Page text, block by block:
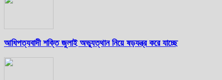
আধিপত্যবাদী শক্তি জুলাই অভ্যুত্থান নিয়ে ষড়যন্ত্র করে যাচ্ছে